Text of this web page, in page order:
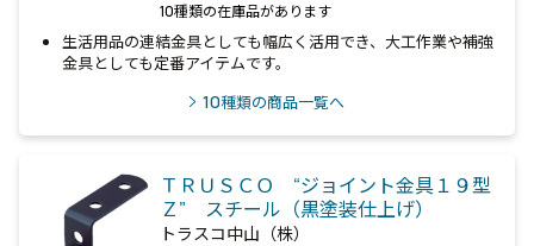
10種類の在庫品があります
生活用品の連結金具としても幅広く活用でき、大工作業や補強
金具としても定番アイテムです。
10種類の商品一覧へ
ＴＲＵＳＣＯ “ジョイント金具１９型
Ｚ” スチール（黒塗装仕上げ）
トラスコ中山（株）